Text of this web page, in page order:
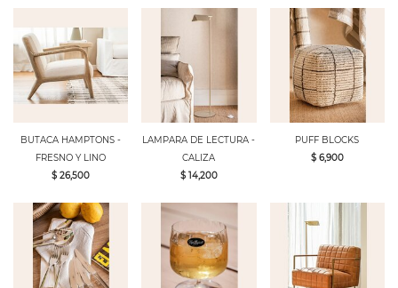
BUTACA HAMPTONS -
FRESNO Y LINO
$ 26,500
LAMPARA DE LECTURA -
CALIZA
$ 14,200
PUFF BLOCKS
$ 6,900